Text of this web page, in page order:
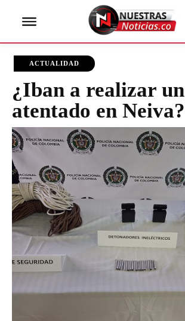
ACTUALIDAD
¿Iban a realizar un
atentado en Neiva?